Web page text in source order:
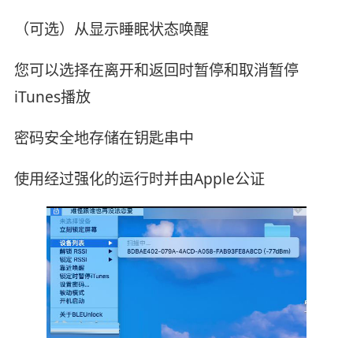
（可选）从显示睡眠状态唤醒
您可以选择在离开和返回时暂停和取消暂停
iTunes播放
密码安全地存储在钥匙串中
使用经过强化的运行时并由Apple公证